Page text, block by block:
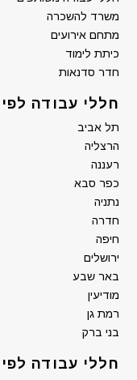
משרד להשכרה
מתחם אירועים
כיתת לימוד
חדר סדנאות
חללי עבודה לפי
תל אביב
הרצליה
רעננה
כפר סבא
נתניה
חדרה
חיפה
ירושלים
באר שבע
מודיעין
רמת גן
בני ברק
חללי עבודה